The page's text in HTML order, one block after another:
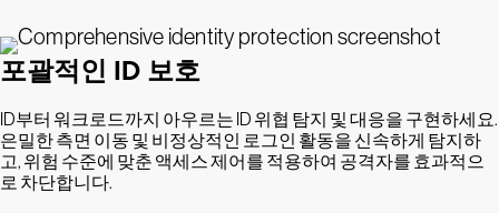
포괄적인 ID 보호
ID부터 워크로드까지 아우르는 ID 위협 탐지 및 대응을 구현하세요.
은밀한 측면 이동 및 비정상적인 로그인 활동을 신속하게 탐지하
고, 위험 수준에 맞춘 액세스 제어를 적용하여 공격자를 효과적으
로 차단합니다.